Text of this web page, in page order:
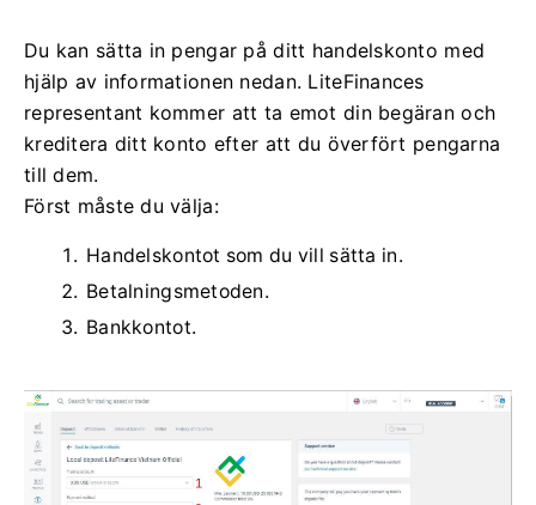
Du kan sätta in pengar på ditt handelskonto med
hjälp av informationen nedan. LiteFinances
representant kommer att ta emot din begäran och
kreditera ditt konto efter att du överfört pengarna
till dem.
Först måste du välja:
Handelskontot som du vill sätta in.
Betalningsmetoden.
Bankkontot.